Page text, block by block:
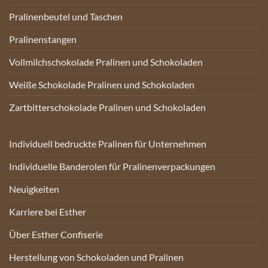
Pralinenbeutel und Taschen
Pralinenstangen
Vollmilchschokolade Pralinen und Schokoladen
Weiße Schokolade Pralinen und Schokoladen
Zartbitterschokolade Pralinen und Schokoladen
Individuell bedruckte Pralinen für Unternehmen
Individuelle Banderolen für Pralinenverpackungen
Neuigkeiten
Karriere bei Esther
Über Esther Confiserie
Herstellung von Schokoladen und Pralinen